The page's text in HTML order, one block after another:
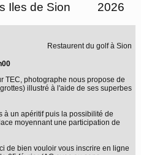
Iles de Sion 2026
Restaurent du golf à Sion
TEC, photographe nous propose de
illustré à l'aide de ses superbes
à un apéritif puis la possibilité de
moyennant une participation de
de bien vouloir vous inscrire en ligne